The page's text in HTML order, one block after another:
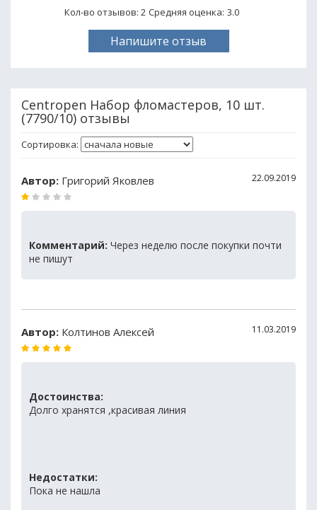
Кол-во отзывов: 2 Средняя оценка: 3.0
Напишите отзыв
Centropen Набор фломастеров, 10 шт.
(7790/10) отзывы
Сортировка:
Автор: Григорий Яковлев 22.09.2019
Комментарий: Через неделю после покупки почти
не пишут
Автор: Колтинов Алексей 11.03.2019
Достоинства:
Долго хранятся ,красивая линия
Недостатки:
Пока не нашла